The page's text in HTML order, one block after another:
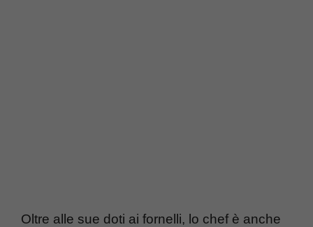
Oltre alle sue doti ai fornelli, lo chef è anche